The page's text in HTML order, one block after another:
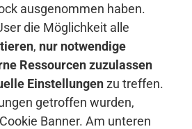
ausgenommen haben.
die Möglichkeit alle
, nur notwendige
Ressourcen zuzulassen
Einstellungenzu treffen.
getroffen wurden,
Banner. Am unteren